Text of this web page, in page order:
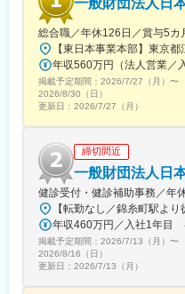
す。そのため医療・介護
ットがあります。拠点は
増益と確実に業績伸長し
変更の範囲：本文参照
総合職／年休126日／賞与5カ
掲載予定期間： 2026/7/27（月） 〜
2026/8/30（日）
更新日： 2026/7/27（月）
締切間近
一般財団法人日
健診受付・健診補助事務／年
掲載予定期間： 2026/7/13（月） 〜
2026/8/16（日）
更新日： 2026/7/13（月）